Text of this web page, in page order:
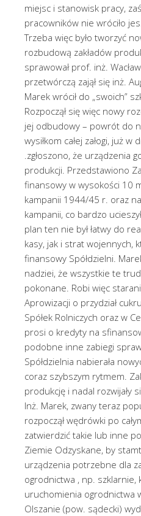
miejsc i stanowisk pracy,
pracowników nie wróciło
Trzeba więc było tworzyć
rozbudową zakładów
sprawował prof. inż.
przetwórczą zajął się inż.
Marek wrócił do „swoich”
Rozpoczął się więc nowy
jej odbudowy – powrót do
wysiłkom całej załogi, już
.zgłoszono, że urządzenia
produkcji. Przedstawiono
finansowy w wysokości 10
kampanii 1944/45 r. oraz
kampanii, co bardzo
plan ten nie był łatwy do
kasy, jak i strat wojennych,
finansowy Spółdzielni.
nadziei, że wszystkie te
pokonane. Robi więc
Aprowizacji o przydział
Spółek Rolniczych oraz w
prosi o kredyty na
podobne inne zabiegi
Spółdzielnia nabierała
coraz szybszym rytmem.
produkcję i nadal rozwijały
Inż. Marek, zwany teraz
rozpoczął wędrówki po
zatwierdzić takie lub inne
Ziemie Odzyskane, by
urządzenia potrzebne dla
ogrodnictwa , np. szklarnie,
uruchomienia ogrodnictwa
Olszanie (pow. sądecki)